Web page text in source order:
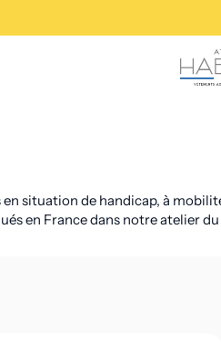
situation de handicap, à
en France dans notre atelier du